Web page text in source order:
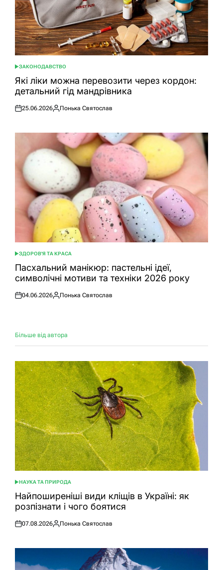
ОПУБЛІКУВАТИ
У
ЗАКОНОДАВСТВО
Які ліки можна перевозити через кордон:
детальний гід мандрівника
Оприлюднено
25.06.2026
Опубліковано
Понька Святослав
ОПУБЛІКУВАТИ
У
ЗДОРОВ'Я ТА КРАСА
Пасхальний манікюр: пастельні ідеї,
символічні мотиви та техніки 2026 року
Оприлюднено
04.06.2026
Опубліковано
Понька Святослав
Більше від автора
ОПУБЛІКУВАТИ
У
НАУКА ТА ПРИРОДА
Найпоширеніші види кліщів в Україні: як
розпізнати і чого боятися
Оприлюднено
07.08.2026
Опубліковано
Понька Святослав